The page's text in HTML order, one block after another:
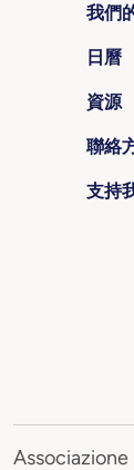
我們
日曆
資源
聯絡
支持